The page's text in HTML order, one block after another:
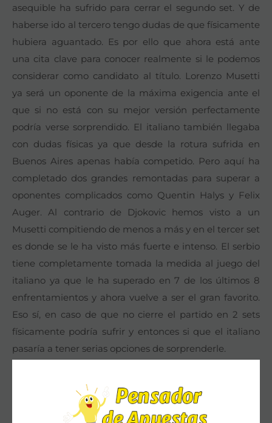
asequible ha sufrido para cerrar el segundo set. Y de
haberse ido al tercero tengo dudas de que físicamente
hubiera aguantado. Es por ello que ahora está ante
una cita clave para conocer realmente si le podemos
considerar como candidato al título. Lorenzo Musetti
ya será un oponente de la máxima exigencia ante el
que si no está con su mejor versión perfectamente
podría verse sorprendido. El italiano también llegaba
con dudas físicas ya que desde la rotura sufrida en
Buenos Aires apenas había competido. Pero aquí ha
completado dos grandes remontadas para superar a
oponentes complicados como Quentin Halys y Felix
Auger. Al contrario de Djokovic hemos visto a un
Musetti compitiendo de menos a más y en el tercer set
es donde se le ha visto más fuerte e intenso. El serbio
tiene completamente tomada la medida al juego del
italiano ya que le ha superado en 7 de los últimos 8
enfrentamientos y ahora vuelve a ser el gran favorito.
Eso sí, en caso de que no cierre el partido en 2 sets
físicamente podría sufrir y entonces si que el italiano
pasaría a tener serias opciones de sorprenderle.
Repetición del duelo que disputaron la pasada